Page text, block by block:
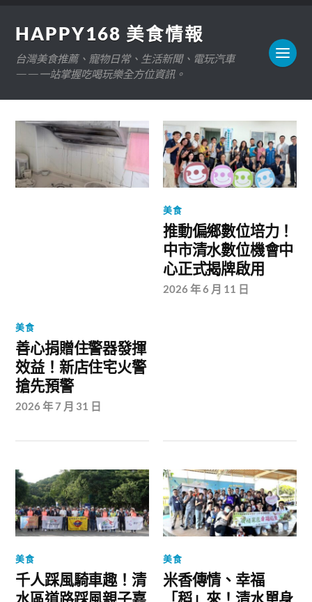
HAPPY168 美食情報
台灣美食推薦、寵物日常、生活新聞、電玩汽車
——一站掌握吃喝玩樂全方位資訊。
美食
善心捐贈住警器發揮
效益！新店住宅火警
搶先預警
2026 年 7 月 31 日
美食
推動偏鄉數位培力！
中市清水數位機會中
心正式揭牌啟用
2026 年 6 月 11 日
美食
千人踩風騎車趣！清
美食
米香傳情、幸福